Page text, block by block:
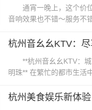
备和丰富的曲库，还
快的氛围中，张先生
务合作奠定了坚实的
和几位好友相约在钱
豪华包厢，并选择了
旋律和温馨的氛围中，
**结语** 杭州东站钱塘
通宵一晚上，这个价位
音响效果也不错～服务不
换包房给我们这次的美食
步很多，环境很好。非常
**杭州音幺幺KTV：城
明珠** 在繁忙的都市生活
放松心情、释放压力的场
的迫切需求。而杭州，这